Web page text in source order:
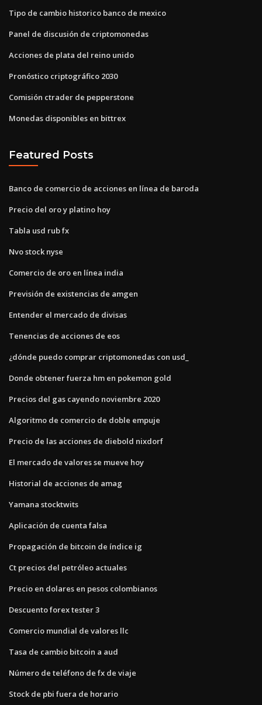
Tipo de cambio historico banco de mexico
Panel de discusión de criptomonedas
Acciones de plata del reino unido
Pronóstico criptográfico 2030
Comisión ctrader de pepperstone
Monedas disponibles en bittrex
Featured Posts
Banco de comercio de acciones en línea de baroda
Precio del oro y platino hoy
Tabla usd rub fx
Nvo stock nyse
Comercio de oro en línea india
Previsión de existencias de amgen
Entender el mercado de divisas
Tenencias de acciones de eos
¿dónde puedo comprar criptomonedas con usd_
Donde obtener fuerza hm en pokemon gold
Precios del gas cayendo noviembre 2020
Algoritmo de comercio de doble empuje
Precio de las acciones de diebold nixdorf
El mercado de valores se mueve hoy
Historial de acciones de amag
Yamana stocktwits
Aplicación de cuenta falsa
Propagación de bitcoin de índice ig
Ct precios del petróleo actuales
Precio en dolares en pesos colombianos
Descuento forex tester 3
Comercio mundial de valores llc
Tasa de cambio bitcoin a aud
Número de teléfono de fx de viaje
Stock de pbi fuera de horario